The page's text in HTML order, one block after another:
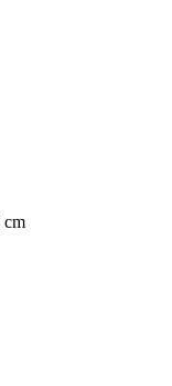
cm